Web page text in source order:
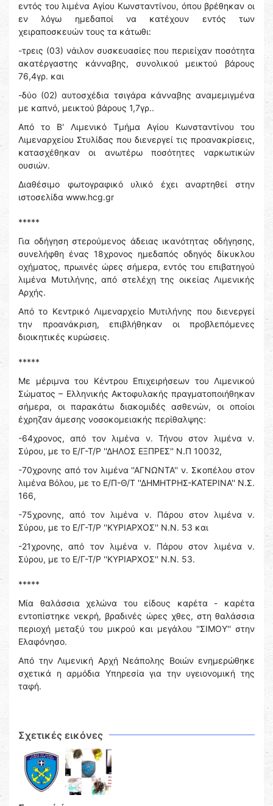
εντός του λιμένα Αγίου Κωνσταντίνου, όπου βρέθηκαν οι
εν λόγω ημεδαποί να κατέχουν εντός των
χειραποσκευών τους τα κάτωθι:
-τρεις (03) νάιλον συσκευασίες που περιείχαν ποσότητα
ακατέργαστης κάνναβης, συνολικού μεικτού βάρους
76,4γρ. και
-δύο (02) αυτοσχέδια τσιγάρα κάνναβης αναμεμιγμένα
με καπνό, μεικτού βάρους 1,7γρ..
Από το Β' Λιμενικό Τμήμα Αγίου Κωνσταντίνου του
Λιμεναρχείου Στυλίδας που διενεργεί τις προανακρίσεις,
κατασχέθηκαν οι ανωτέρω ποσότητες ναρκωτικών
ουσιών.
Διαθέσιμο φωτογραφικό υλικό έχει αναρτηθεί στην
ιστοσελίδα www.hcg.gr
*****
Για οδήγηση στερούμενος άδειας ικανότητας οδήγησης,
συνελήφθη ένας 18χρονος ημεδαπός οδηγός δίκυκλου
οχήματος, πρωινές ώρες σήμερα, εντός του επιβατηγού
λιμένα Μυτιλήνης, από στελέχη της οικείας Λιμενικής
Αρχής.
Από το Κεντρικό Λιμεναρχείο Μυτιλήνης που διενεργεί
την προανάκριση, επιβλήθηκαν οι προβλεπόμενες
διοικητικές κυρώσεις.
*****
Με μέριμνα του Κέντρου Επιχειρήσεων του Λιμενικού
Σώματος – Ελληνικής Ακτοφυλακής πραγματοποιήθηκαν
σήμερα, οι παρακάτω διακομιδές ασθενών, οι οποίοι
έχρηζαν άμεσης νοσοκομειακής περίθαλψης:
-64χρονος, από τον λιμένα ν. Τήνου στον λιμένα ν.
Σύρου, με το Ε/Γ-Τ/Ρ ''ΔΗΛΟΣ ΕΞΠΡΕΣ'' Ν.Π 10032,
-70χρονης από τον λιμένα ''ΑΓΝΩΝΤΑ'' ν. Σκοπέλου στον
λιμένα Βόλου, με το Ε/Π-Θ/Τ ''ΔΗΜΗΤΡΗΣ-ΚΑΤΕΡΙΝΑ'' Ν.Σ.
166,
-75χρονης, από τον λιμένα ν. Πάρου στον λιμένα ν.
Σύρου, με το Ε/Γ-Τ/Ρ ''ΚΥΡΙΑΡΧΟΣ'' Ν.Ν. 53 και
-21χρονης, από τον λιμένα ν. Πάρου στον λιμένα ν.
Σύρου, με το Ε/Γ-Τ/Ρ ''ΚΥΡΙΑΡΧΟΣ'' Ν.Ν. 53.
*****
Μία θαλάσσια χελώνα του είδους καρέτα - καρέτα
εντοπίστηκε νεκρή, βραδινές ώρες χθες, στη θαλάσσια
περιοχή μεταξύ του μικρού και μεγάλου ''ΣΙΜΟΥ'' στην
Ελαφόνησο.
Από την Λιμενική Αρχή Νεάπολης Βοιών ενημερώθηκε
σχετικά η αρμόδια Υπηρεσία για την υγειονομική της
ταφή.
Σχετικές εικόνες